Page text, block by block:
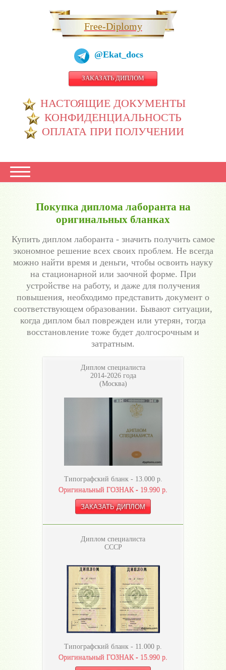
Free-Diplomy
@Ekat_docs
ЗАКАЗАТЬ ДИПЛОМ
НАСТОЯЩИЕ ДОКУМЕНТЫ
КОНФИДЕНЦИАЛЬНОСТЬ
ОПЛАТА ПРИ ПОЛУЧЕНИИ
Покупка диплома лаборанта на
оригинальных бланках
Купить диплом лаборанта - значить получить самое
экономное решение всех своих проблем. Не всегда
можно найти время и деньги, чтобы освоить науку
на стационарной или заочной форме. При
устройстве на работу, и даже для получения
повышения, необходимо представить документ о
соответствующем образовании. Бывают ситуации,
когда диплом был поврежден или утерян, тогда
восстановление тоже будет долгосрочным и
затратным.
Диплом специалиста
2014-2026 года
(Москва)
Типографский бланк - 13.000р.
Оригинальный ГОЗНАК - 19.990 р.
Диплом специалиста
СССР
Типографский бланк - 11.000 р.
Оригинальный ГОЗНАК - 15.990 р.